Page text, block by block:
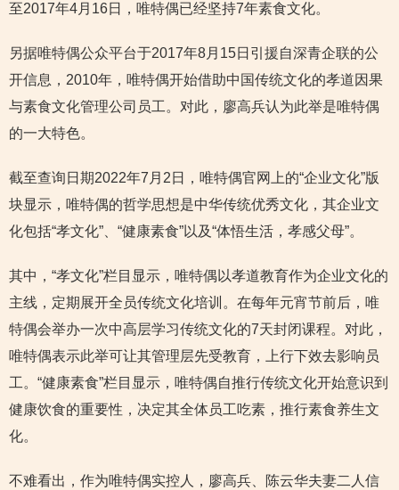
至2017年4月16日，唯特偶已经坚持7年素食文化。
另据唯特偶公众平台于2017年8月15日引援自深青企联的公
开信息，2010年，唯特偶开始借助中国传统文化的孝道因果
与素食文化管理公司员工。对此，廖高兵认为此举是唯特偶
的一大特色。
截至查询日期2022年7月2日，唯特偶官网上的“企业文化”版
块显示，唯特偶的哲学思想是中华传统优秀文化，其企业文
化包括“孝文化”、“健康素食”以及“体悟生活，孝感父母”。
其中，“孝文化”栏目显示，唯特偶以孝道教育作为企业文化的
主线，定期展开全员传统文化培训。在每年元宵节前后，唯
特偶会举办一次中高层学习传统文化的7天封闭课程。对此，
唯特偶表示此举可让其管理层先受教育，上行下效去影响员
工。“健康素食”栏目显示，唯特偶自推行传统文化开始意识到
健康饮食的重要性，决定其全体员工吃素，推行素食养生文
化。
不难看出，作为唯特偶实控人，廖高兵、陈云华夫妻二人信